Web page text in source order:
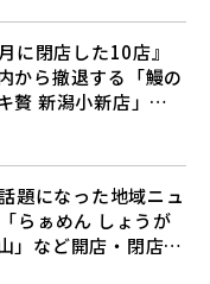
に閉店した10店』
から撤退する「鰻の
贅 新潟小新店」が
題になった地域ニュ
らぁめん しょうが
」など開店・閉店の
ご紹介♪